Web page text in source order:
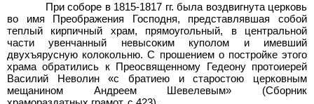
При соборе в 1815-1817 гг. была воздвигнута церковь
во имя Преображения Господня, представлявшая собой
теплый кирпичный храм, прямоугольный, в центральной
части увенчанный невысоким куполом и имевший
двухъярусную колокольню. С прошением о постройке этого
храма обратились к Преосвященному Гедеону протоиерей
Василий Неволин «с братиею и старостою церковным
мещанином Андреем Шевелевым» (Сборник